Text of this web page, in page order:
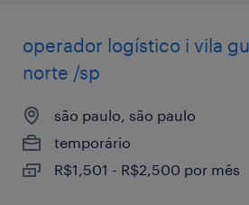
operador logístico i vila
norte /sp
são paulo, são paulo
temporário
R$1,501 - R$2,500 por mês